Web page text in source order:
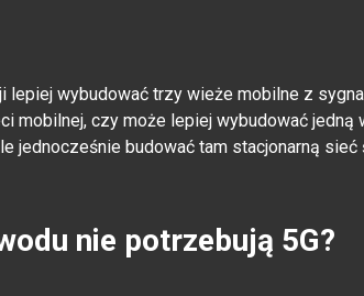
lepiej wybudować trzy wieże mobilne z
mobilnej, czy może lepiej wybudować jedną
jednocześnie budować tam stacjonarną sieć
nie potrzebują 5G?